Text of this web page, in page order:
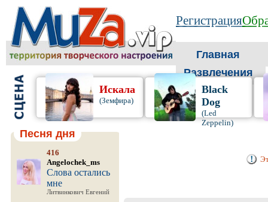
Регистрация
Главная
Развлечения
Искала
(Земфира)
Black
Dog
(Led
Zeppelin)
Песня дня
416
Angelochek_ms
Слова остались
мне
Литвинкович Евгений